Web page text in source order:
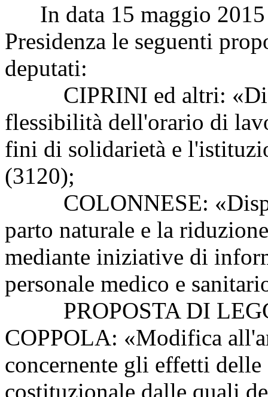
In data 15 maggio 2015
Presidenza le seguenti
deputati:
CIPRINI ed altri:
flessibilità dell'orario di
fini di solidarietà e
(3120);
COLONNESE:
parto naturale e la
mediante iniziative di
personale medico e
PROPOSTA DI
COPPOLA: «Modifica
concernente gli effetti delle
costituzionale dalle quali